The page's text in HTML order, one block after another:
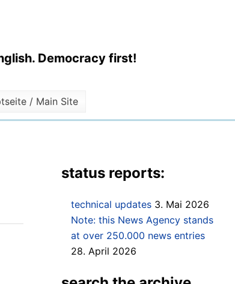
Democracy first!
/ Main Site
status reports:
technical updates 3. Mai 2026
Note: this News Agency stands
at over 250.000 news entries
28. April 2026